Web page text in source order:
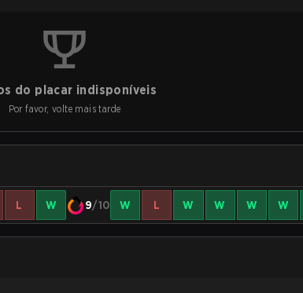
do placar indisponíveis
Por favor, volte mais tarde
L W 9/10 W L W W W W